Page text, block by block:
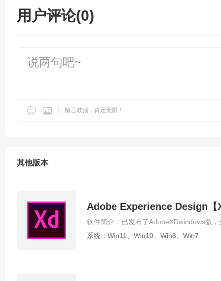
用户评论(0)
  留言鼓励，肯定无限！
其他版本
Adobe Experience Design【
系统：Win11、Win10、Win8、Win7